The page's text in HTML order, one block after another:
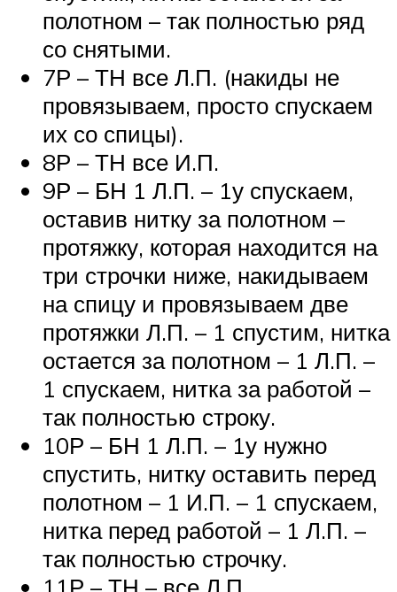
полотном – так полностью ряд
со снятыми.
7Р – ТН все Л.П. (накиды не
провязываем, просто спускаем
их со спицы).
8Р – ТН все И.П.
9Р – БН 1 Л.П. – 1у спускаем,
оставив нитку за полотном –
протяжку, которая находится на
три строчки ниже, накидываем
на спицу и провязываем две
протяжки Л.П. – 1 спустим, нитка
остается за полотном – 1 Л.П. –
1 спускаем, нитка за работой –
так полностью строку.
10Р – БН 1 Л.П. – 1у нужно
спустить, нитку оставить перед
полотном – 1 И.П. – 1 спускаем,
нитка перед работой – 1 Л.П. –
так полностью строчку.